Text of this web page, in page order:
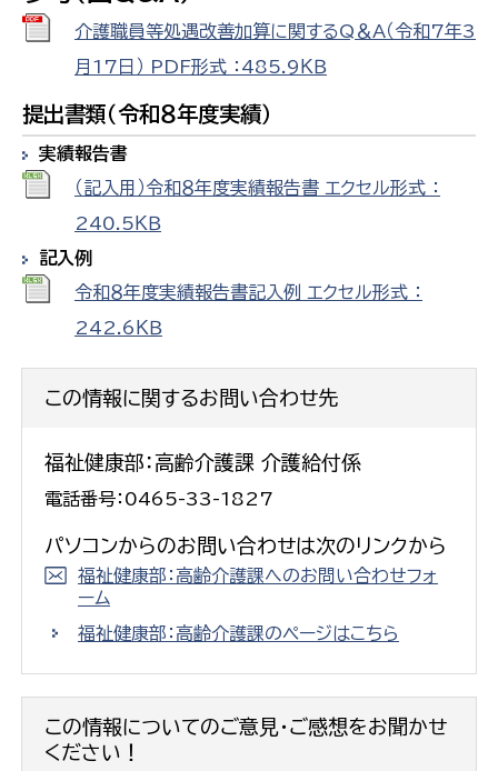
介護職員等処遇改善加算に関するQ＆A（令和7年3
月17日） PDF形式 ：485.9ＫＢ
提出書類（令和８年度実績）
実績報告書
（記入用）令和８年度実績報告書 エクセル形式 ：
240.5ＫＢ
記入例
令和８年度実績報告書記入例 エクセル形式 ：
242.6ＫＢ
この情報に関するお問い合わせ先
福祉健康部：高齢介護課 介護給付係
電話番号：0465-33-1827
パソコンからのお問い合わせは次のリンクから
福祉健康部：高齢介護課へのお問い合わせフォ
ーム
福祉健康部：高齢介護課のページはこちら
この情報についてのご意見・ご感想をお聞かせ
ください！